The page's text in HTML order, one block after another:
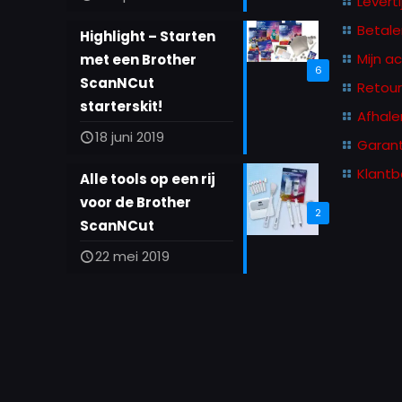
6
Highlight – Starten
met een Brother
ScanNCut
starterskit!
18 juni 2019
2
Alle tools op een rij
voor de Brother
ScanNCut
22 mei 2019
Mijn